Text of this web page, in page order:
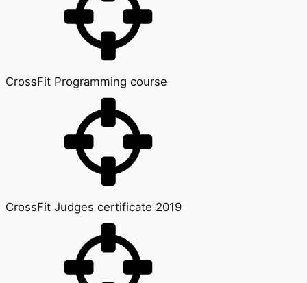
CrossFit Programming course
CrossFit Judges certificate 2019